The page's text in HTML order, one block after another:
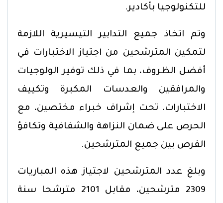
للتكنولوجيا بأكادير.
وتم اتخاذ جميع التدابير التيسيرية اللازمة
لتمكين المترشحين من اجتياز الاختبارات في
أفضل الظروف، بما في ذلك توفير الولوجيات
والمرافقين والعدسات المكبرة وتكييف
الاختبارات، تحت إشراف خبراء مختصين، مع
الحرص على ضمان النزاهة والشفافية وتكافؤ
الفرص بين جميع المترشحين.
وبلغ عدد المترشحين لاجتياز هذه المباريات
2309 مترشحين، مقابل 2101 مترشحا سنة